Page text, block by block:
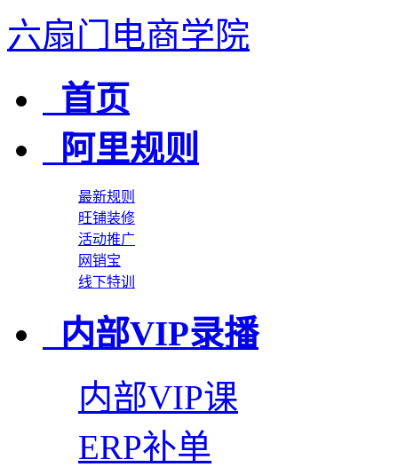
六扇门电商学院
首页
阿里规则
最新规则
旺铺装修
活动推广
网销宝
线下特训
内部VIP录播
内部VIP课
ERP补单